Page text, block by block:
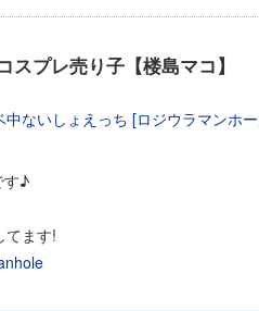
スプレ売り子【楼島マコ】
す♪
てます!